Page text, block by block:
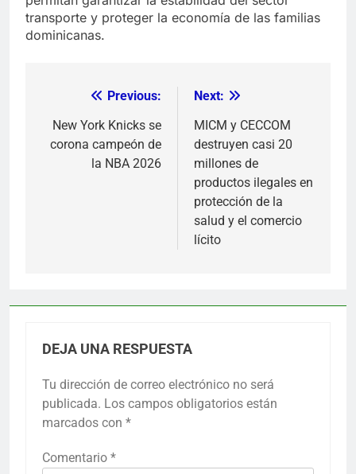
transporte y proteger la economía de las familias
dominicanas.
Navegación
de
entradas
Previous:
New York Knicks se
corona campeón de
la NBA 2026
Next:
MICM y CECCOM
destruyen casi 20
millones de
productos ilegales en
protección de la
salud y el comercio
lícito
DEJA UNA RESPUESTA
Tu dirección de correo electrónico no será
publicada. Los campos obligatorios están
marcados con *
Comentario *